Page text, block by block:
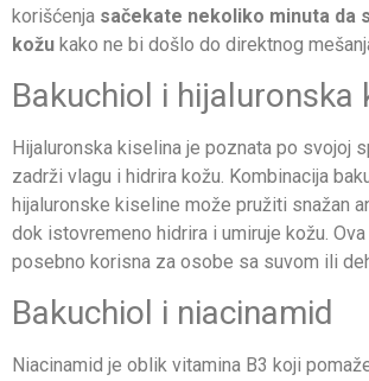
korišćenja sačekate nekoliko minuta da
kožu kako ne bi došlo do direktnog
Bakuchiol i hijaluronska
Hijaluronska kiselina je poznata po svojoj
zadrži vlagu i hidrira kožu. Kombinacija
hijaluronske kiseline može pružiti snažan
dok istovremeno hidrira i umiruje kožu.
posebno korisna za osobe sa suvom ili
Bakuchiol i niacinamid
Niacinamid je oblik vitamina B3 koji